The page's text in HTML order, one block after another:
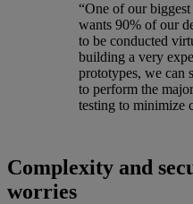
“One of our
wants 90% of our
to be conducted
building a very
prototypes, we can
to perform the
testing to minimize
Complexity and
worries